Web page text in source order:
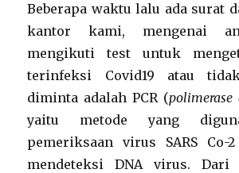
Beberapa waktu lalu ada surat
kantor kami, mengenai
mengikuti test untuk
terinfeksi Covid19 atau
diminta adalah PCR (
yaitu metode yang
pemeriksaan virus SARS Co-
mendeteksi DNA virus.